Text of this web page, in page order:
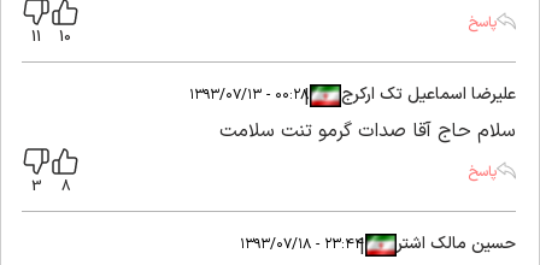
پاسخ
علیرضا اسماعیل تک ارکرج|
|۰۰:۲۸ - ۱۳۹۳/۰۷/۱۳
سلام حاج آقا صدات گرمو تنت سلامت
پاسخ
حسین مالک اشتر|
|۲۳:۴۴ - ۱۳۹۳/۰۷/۱۸